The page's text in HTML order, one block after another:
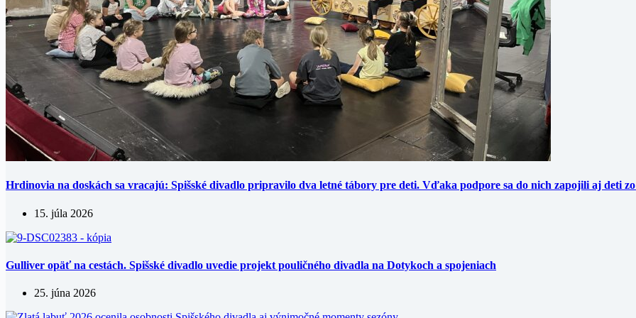
Hrdinovia na doskách sa vracajú: Spišské divadlo pripravilo dva letné tábory pre deti. Vďaka podpore sa do nich zapojili aj deti
15. júla 2026
Gulliver opäť na cestách. Spišské divadlo uvedie projekt pouličného divadla na Dotykoch a spojeniach
25. júna 2026